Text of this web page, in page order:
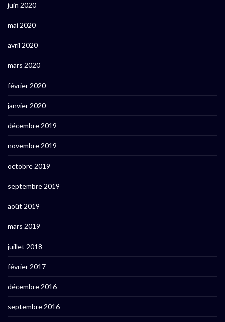
juin 2020
mai 2020
avril 2020
mars 2020
février 2020
janvier 2020
décembre 2019
novembre 2019
octobre 2019
septembre 2019
août 2019
mars 2019
juillet 2018
février 2017
décembre 2016
septembre 2016